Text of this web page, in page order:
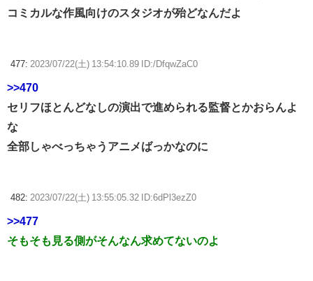
コミカルな作風向けのスタジオが殆どなんだよ
477: 2023/07/22(土) 13:54:10.89 ID:/DfqwZaC0
>>470
セリフほとんどなしの演出で進められる監督とかおらんよ
な
全部しゃべっちゃうアニメばっかなのに
482: 2023/07/22(土) 13:55:05.32 ID:6dPl3ezZ0
>>477
そもそも見る側がそんなん求めてないのよ